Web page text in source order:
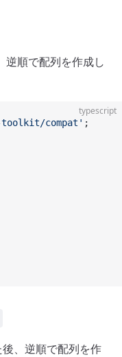
順で配列を作成し
typescript
compat' ;
、逆順で配列を作